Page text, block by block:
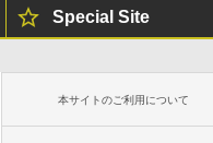
Special Site
本サイトのご利用について